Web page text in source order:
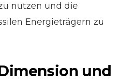
nutzen und die
Energieträgern zu
und